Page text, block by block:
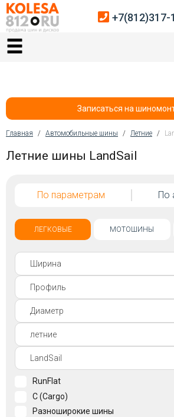
Главная
Автосервис
Датчики давления
Покупателям
Контакты
Войти на сайт
+7(812)317-
17-
+7(812)317-
Записаться на
Вы здесь
Главная / Автомобильные шины / Летние /
Летние шины LandSail
По параметрам По
ЛЕГКОВЫЕ МОТОШИНЫ
RunFlat
C (Cargo)
Разноширокие шины